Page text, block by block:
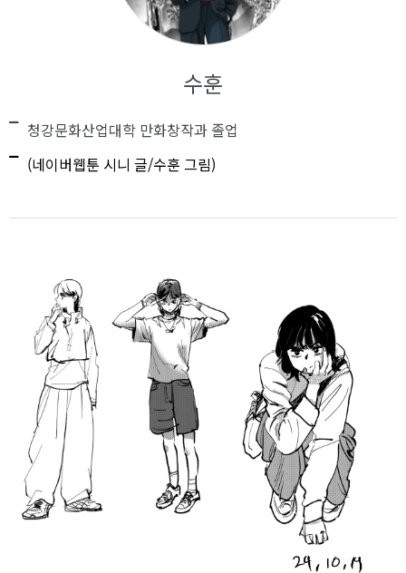
수훈
청강문화산업대학 만화창작과 졸업
(네이버웹툰 시니 글/수훈 그림)